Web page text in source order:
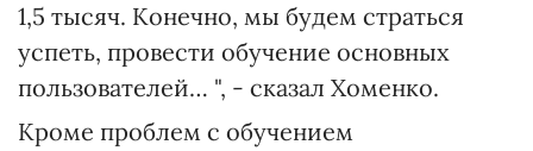
1,5 тысяч. Конечно, мы будем страться
успеть, провести обучение основных
пользователей… ", - сказал Хоменко.
Кроме проблем с обучением